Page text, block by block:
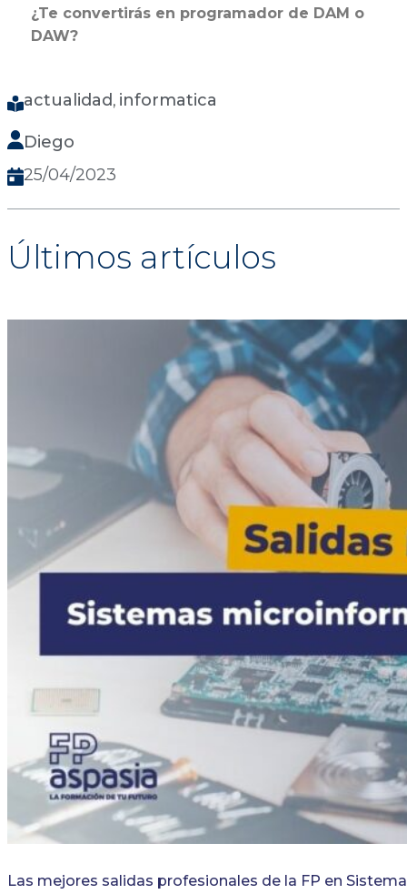
¿Te convertirás en programador de DAM o
DAW?
actualidad, informatica
Diego
25/04/2023
Últimos artículos
Las mejores salidas profesionales de la FP en